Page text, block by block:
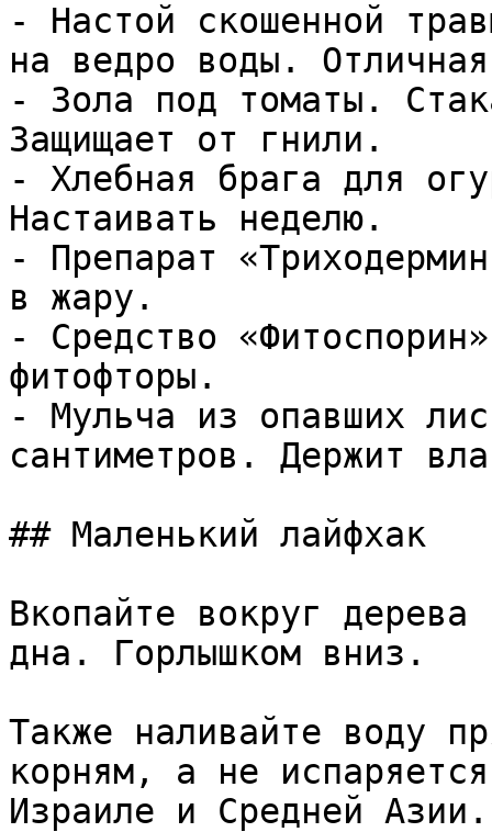
- Настой скошенной
на ведро воды.
- Зола под томаты.
Защищает от гнили.
- Хлебная брага для
Настаивать неделю.
- Препарат
в жару.
- Средство
фитофторы.
- Мульча из опавших
сантиметров. Держит
## Маленький лайфхак
Вкопайте вокруг дерева
дна. Горлышком вниз.
Также наливайте воду
корням, а не
Израиле и Средней Азии.